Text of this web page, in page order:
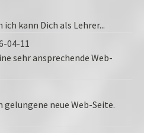
kann Dich als Lehrer...
04-11
sehr ansprechende Web-
neue Web-Seite.